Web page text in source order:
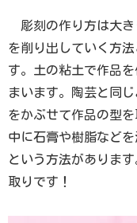
彫刻の作り方は大き
を削り出していく方
す。土の粘土で作品
まいます。陶芸と同
をかぶせて作品の型
中に石膏や樹脂など
という方法がありま
取りです！